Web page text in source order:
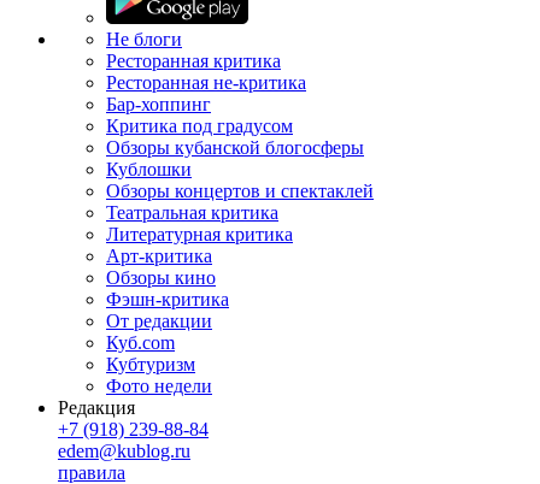
Не блоги
Ресторанная критика
Ресторанная не-критика
Бар-хоппинг
Критика под градусом
Обзоры кубанской блогосферы
Кублошки
Обзоры концертов и спектаклей
Театральная критика
Литературная критика
Арт-критика
Обзоры кино
Фэшн-критика
От редакции
Куб.com
Кубтуризм
Фото недели
Редакция
+7 (918) 239-88-84
edem@kublog.ru
правила